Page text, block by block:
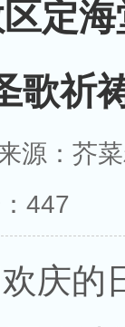
定
歌祈
源：芥
447
庆的